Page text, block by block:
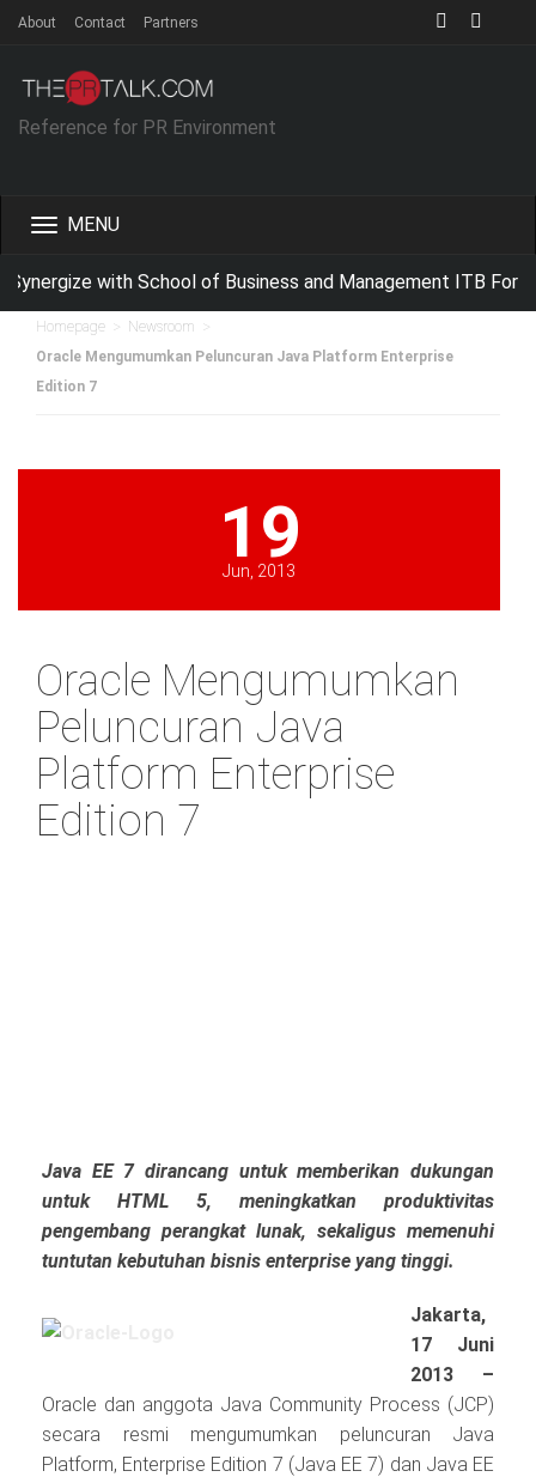
About Contact Partners
Reference for PR Environment
Toggle
with School of Business and Management ITB For
Homepage Newsroom
Oracle Mengumumkan Peluncuran Java Platform Enterprise
Edition 7
19
Jun, 2013
Oracle Mengumumkan
Peluncuran Java
Platform Enterprise
Edition 7
Java EE 7 dirancang untuk memberikan dukungan
untuk HTML 5, meningkatkan produktivitas
pengembang perangkat lunak, sekaligus memenuhi
tuntutan kebutuhan bisnis enterprise yang tinggi.
Jakarta,
17 Juni
2013 –
Oracle dan anggota Java Community Process (JCP)
secara resmi mengumumkan peluncuran Java
Platform, Enterprise Edition 7 (Java EE 7) dan Java EE